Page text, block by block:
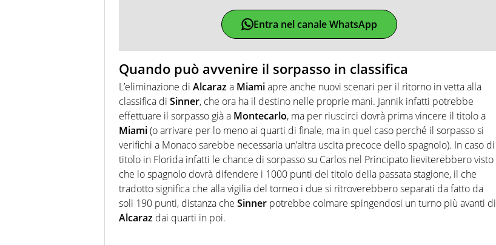
Entra nel canale WhatsApp
Quando può avvenire il sorpasso in classifica
L’eliminazione di Alcaraza Miamiapre anche nuovi scenari per il ritorno in vetta alla
classifica di Sinner, che ora ha il destino nelle proprie mani. Jannik infatti potrebbe
effettuare il sorpasso già a Montecarlo, ma per riuscirci dovrà prima vincere il titolo a
Miami(o arrivare per lo meno ai quarti di finale, ma in quel caso perché il sorpasso si
verifichi a Monaco sarebbe necessaria un’altra uscita precoce dello spagnolo). In caso di
titolo in Florida infatti le chance di sorpasso su Carlos nel Principato lieviterebbero visto
che lo spagnolo dovrà difendere i 1000 punti del titolo della passata stagione, il che
tradotto significa che alla vigilia del torneo i due si ritroverebbero separati da fatto da
soli 190 punti, distanza che Sinner potrebbe colmare spingendosi un turno più avanti di
Alcaraz dai quarti in poi.